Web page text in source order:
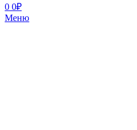
0 0₽
Меню